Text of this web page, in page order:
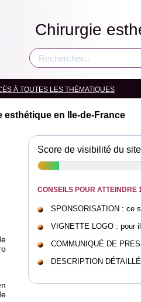
Chirurgie
À TOUTES LES THÉMATIQUES
esthétique en Ile-de-France
Score de visibilité du
CONSEILS POUR ATTEINDRE
SPONSORISATION : ce
VIGNETTE LOGO : pour
COMMUNIQUÉ DE
DESCRIPTION